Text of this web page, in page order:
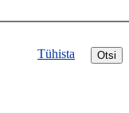
Otsi
Tühista